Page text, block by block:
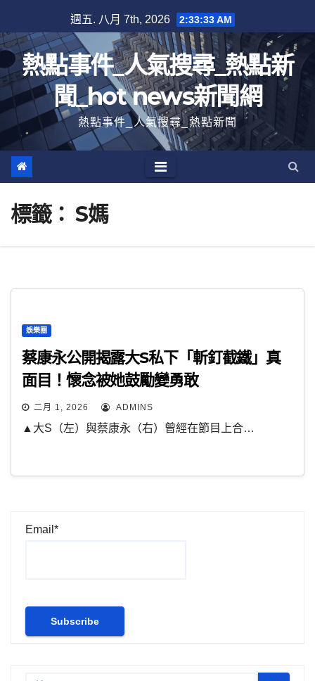
至
內
容
週五. 八月 7th, 2026 2:33:34 AM
熱點事件_人氣搜尋_熱點新
聞_hot news新聞網
熱點事件_人氣搜尋_熱點新聞
標籤： S媽
娛樂圈
蔡康永公開揭露大S私下「斬釘截鐵」真
面目！懷念被她鼓勵變勇敢
二月 1, 2026 ADMINS
▲大S（左）與蔡康永（右）曾經在節目上合…
Email*